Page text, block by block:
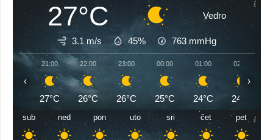
27°C Vedro
3.1 m/s 45% 763 mmHg
21:00
27°C
22:00
26°C
23:00
26°C
00:00
25°C
01:00
24°C
02:00
24°C
‹ ›
sub ned pon uto sri čet pet